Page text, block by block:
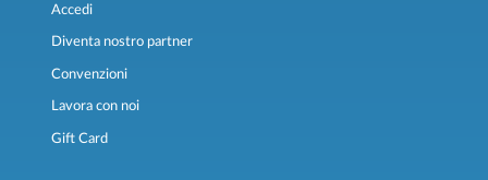
Accedi
Diventa nostro partner
Convenzioni
Lavora con noi
Gift Card